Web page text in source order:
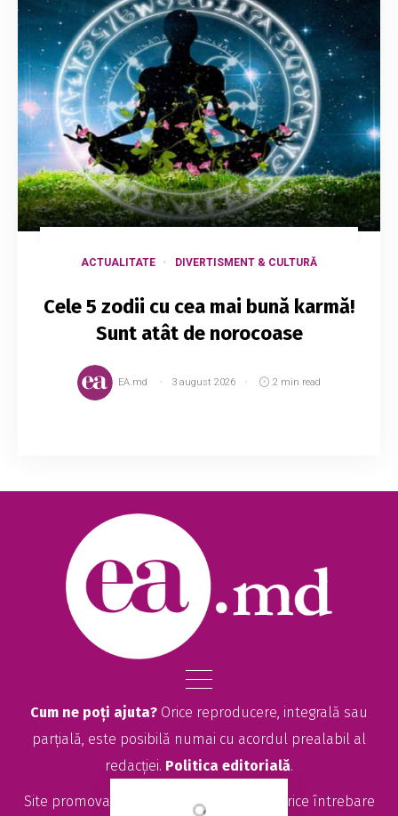
ACTUALITATE DIVERTISMENT & CULTURĂ
Cele 5 zodii cu cea mai bună karmă!
Sunt atât de norocoase
EA.md 3 august 2026 2 min read
Racul se numără printre semnele zodi...
Cum ne poți ajuta? Orice reproducere, integrală sau
parțială, este posibilă numai cu acordul prealabil al
redacției. Politica editorială.
Site promovat de seolitte.com . Pentru orice întrebare